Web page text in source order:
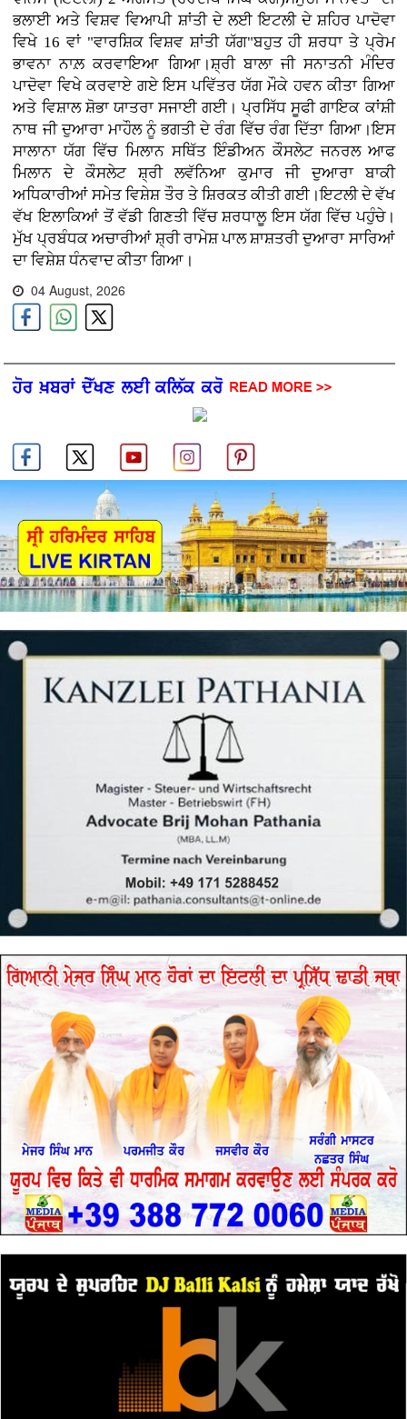
ਭਲਾਈ ਅਤੇ ਵਿਸ਼ਵ ਵਿਆਪੀ ਸ਼ਾਂਤੀ ਦੇ ਲਈ ਇਟਲੀ ਦੇ ਸ਼ਹਿਰ ਪਾਦੋਵਾ
ਵਿਖੇ 16 ਵਾਂ "ਵਾਰਸ਼ਿਕ ਵਿਸ਼ਵ ਸ਼ਾਂਤੀ ਯੱਗ"ਬਹੁਤ ਹੀ ਸ਼ਰਧਾ ਤੇ ਪ੍ਰੇਮ
ਭਾਵਨਾ ਨਾਲ਼ ਕਰਵਾਇਆ ਗਿਆ।ਸ਼੍ਰੀ ਬਾਲਾ ਜੀ ਸਨਾਤਨੀ ਮੰਦਿਰ
ਪਾਦੋਵਾ ਵਿਖੇ ਕਰਵਾਏ ਗਏ ਇਸ ਪਵਿੱਤਰ ਯੱਗ ਮੌਕੇ ਹਵਨ ਕੀਤਾ ਗਿਆ
ਅਤੇ ਵਿਸ਼ਾਲ ਸ਼ੋਭਾ ਯਾਤਰਾ ਸਜਾਈ ਗਈ। ਪ੍ਰਸਿੱਧ ਸੂਫੀ ਗਾਇਕ ਕਾਂਸ਼ੀ
ਨਾਥ ਜੀ ਦੁਆਰਾ ਮਾਹੌਲ ਨੂੰ ਭਗਤੀ ਦੇ ਰੰਗ ਵਿੱਚ ਰੰਗ ਦਿੱਤਾ ਗਿਆ।ਇਸ
ਸਾਲਾਨਾ ਯੱਗ ਵਿੱਚ ਮਿਲਾਨ ਸਥਿੱਤ ਇੰਡੀਅਨ ਕੌਸਲੇਟ ਜਨਰਲ ਆਫ
ਮਿਲਾਨ ਦੇ ਕੌਸਲੇਟ ਸ਼੍ਰੀ ਲਵੱਨਿਆ ਕੁਮਾਰ ਜੀ ਦੁਆਰਾ ਬਾਕੀ
ਅਧਿਕਾਰੀਆਂ ਸਮੇਤ ਵਿਸ਼ੇਸ਼ ਤੌਰ ਤੇ ਸ਼ਿਰਕਤ ਕੀਤੀ ਗਈ।ਇਟਲੀ ਦੇ ਵੱਖ
ਵੱਖ ਇਲਾਕਿਆਂ ਤੋਂ ਵੱਡੀ ਗਿਣਤੀ ਵਿੱਚ ਸ਼ਰਧਾਲੂ ਇਸ ਯੱਗ ਵਿੱਚ ਪਹੁੰਚੇ।
ਮੁੱਖ ਪ੍ਰਬੰਧਕ ਅਚਾਰੀਆਂ ਸ਼੍ਰੀ ਰਾਮੇਸ਼ ਪਾਲ ਸ਼ਾਸ਼ਤਰੀ ਦੁਆਰਾ ਸਾਰਿਆਂ
ਦਾ ਵਿਸ਼ੇਸ਼ ਧੰਨਵਾਦ ਕੀਤਾ ਗਿਆ।
04 August, 2026